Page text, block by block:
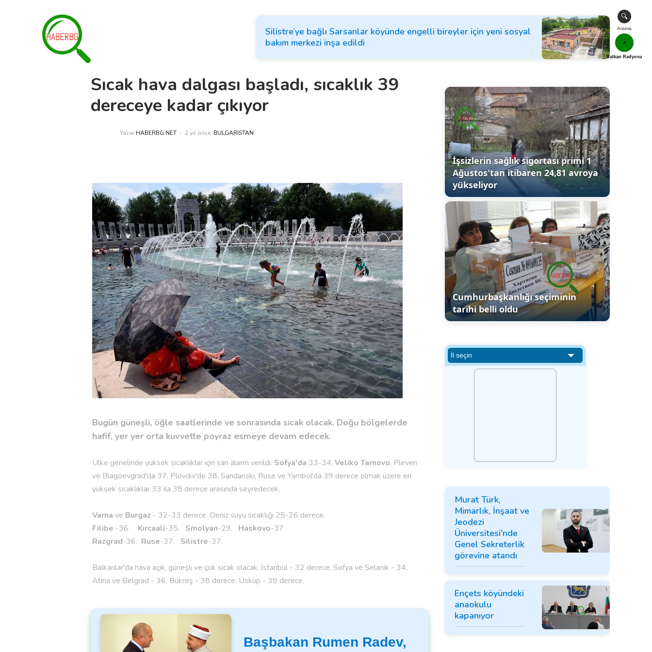
Silistre’ye bağlı Sarsanlar köyünde engelli bireyler için yeni sosyal
bakım merkezi inşa edildi
Sıcak hava dalgası başladı, sıcaklık 39
dereceye kadar çıkıyor
Yazar HABERBG.NET 2 yıl önce BULGARISTAN
Bugün güneşli, öğle saatlerinde ve sonrasında sıcak olacak. Doğu bölgelerde
hafif, yer yer orta kuvvette poyraz esmeye devam edecek.
Ülke genelinde yüksek sıcaklıklar için sarı alarm verildi. Sofya'da 33-34, Veliko Tarnovo, Pleven
ve Blagoevgrad'da 37, Plovdiv'de 38, Sandanski, Ruse ve Yambol'da 39 derece olmak üzere en
yüksek sıcaklıklar 33 ila 38 derece arasında seyredecek.
Varna ve Burgaz - 32-33 derece. Deniz suyu sıcaklığı 25-26 derece.
Filibe -36. Kırcaali-35. Smolyan-29. Haskovo-37
Razgrad-36. Ruse-37. Silistre-37.
Balkanlar'da hava açık, güneşli ve çok sıcak olacak. İstanbul - 32 derece, Sofya ve Selanik - 34,
Atina ve Belgrad - 36, Bükreş - 38 derece, Üsküp - 39 derece.
Başbakan Rumen Radev,
İşsizlerin sağlık sigortası primi 1
Ağustos'tan itibaren 24,81 avroya
yükseliyor
Cumhurbaşkanlığı seçiminin
tarihi belli oldu
Murat Türk,
Mimarlık, İnşaat ve
Jeodezi
Üniversitesi'nde
Genel Sekreterlik
görevine atandı
Ençets köyündeki
anaokulu
kapanıyor
🔍
Arama
🎵
Balkan Radyosu